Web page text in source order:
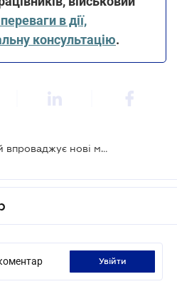
в дії,
консультацію.
Рада ухвалила закон, який впроваджує нові механізми для працевлаштування осіб з інвалідністю
увійти